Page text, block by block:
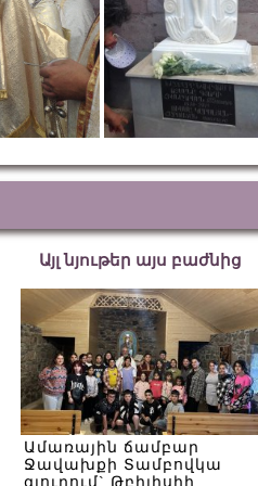
Այլ նյութեր այս բաժնից
Ամառային ճամբար
Ջավախքի Տամբովկա
գյուղում` Թբիլիսիի